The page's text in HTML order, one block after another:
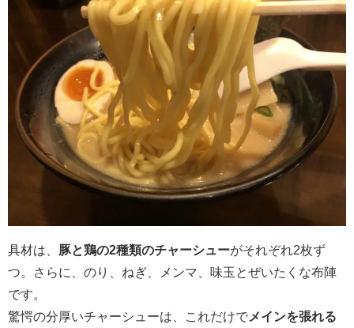
具材は、 豚と鶏の2種類のチャーシューがそれぞれ2枚ず
つ。さらに、のり、ねぎ、メンマ、味玉とぜいたくな布陣
です。
驚愕の分厚いチャーシューは、これだけで メインを張れる